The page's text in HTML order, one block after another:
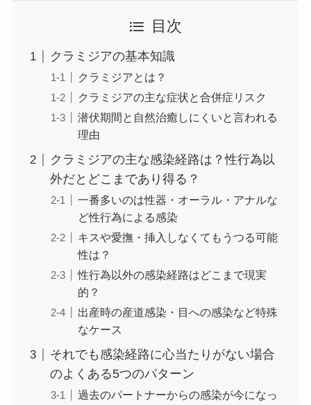
目次
クラミジアの基本知識
クラミジアとは？
クラミジアの主な症状と合併症リスク
潜伏期間と自然治癒しにくいと言われる
理由
クラミジアの主な感染経路は？性行為以
外だとどこまであり得る？
一番多いのは性器・オーラル・アナルな
ど性行為による感染
キスや愛撫・挿入しなくてもうつる可能
性は？
性行為以外の感染経路はどこまで現実
的？
出産時の産道感染・目への感染など特殊
なケース
それでも感染経路に心当たりがない場合
のよくある5つのパターン
過去のパートナーからの感染が今になっ